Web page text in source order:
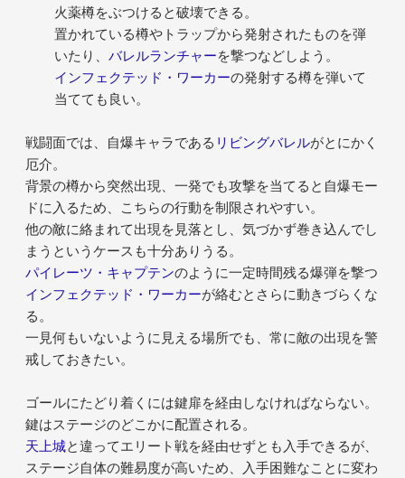
火薬樽をぶつけると破壊できる。
置かれている樽やトラップから発射されたものを弾
いたり、 バレルランチャーを撃つなどしよう。
インフェクテッド・ワーカーの発射する樽を弾いて
当てても良い。
戦闘面では、自爆キャラである リビングバレルがとにかく
厄介。
背景の樽から突然出現、一発でも攻撃を当てると自爆モー
ドに入るため、こちらの行動を制限されやすい。
他の敵に絡まれて出現を見落とし、気づかず巻き込んでし
まうというケースも十分ありうる。
パイレーツ・キャプテンのように一定時間残る爆弾を撃つ
インフェクテッド・ワーカーが絡むとさらに動きづらくな
る。
一見何もいないように見える場所でも、常に敵の出現を警
戒しておきたい。
ゴールにたどり着くには鍵扉を経由しなければならない。
鍵はステージのどこかに配置される。
天上城と違ってエリート戦を経由せずとも入手できるが、
ステージ自体の難易度が高いため、入手困難なことに変わ